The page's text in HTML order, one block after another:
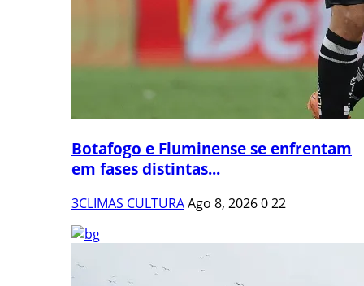
Botafogo e Fluminense se enfrentam
em fases distintas...
3CLIMAS CULTURAAgo 8, 2026022